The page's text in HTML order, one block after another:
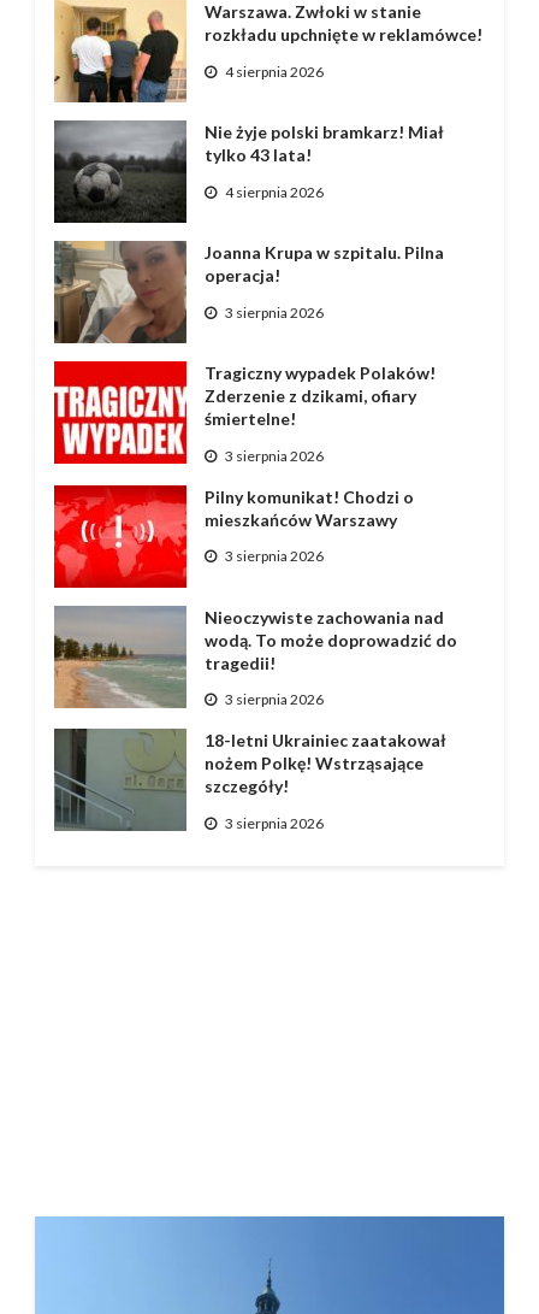
Warszawa. Zwłoki w stanie
rozkładu upchnięte w reklamówce!
4 sierpnia 2026
Nie żyje polski bramkarz! Miał
tylko 43 lata!
4 sierpnia 2026
Joanna Krupa w szpitalu. Pilna
operacja!
3 sierpnia 2026
Tragiczny wypadek Polaków!
Zderzenie z dzikami, ofiary
śmiertelne!
3 sierpnia 2026
Pilny komunikat! Chodzi o
mieszkańców Warszawy
3 sierpnia 2026
Nieoczywiste zachowania nad
wodą. To może doprowadzić do
tragedii!
3 sierpnia 2026
18-letni Ukrainiec zaatakował
nożem Polkę! Wstrząsające
szczegóły!
3 sierpnia 2026